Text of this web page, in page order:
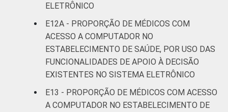
ELETRÔNICO
E12A - PROPORÇÃO DE MÉDICOS COM
ACESSO A COMPUTADOR NO
ESTABELECIMENTO DE SAÚDE, POR USO DAS
FUNCIONALIDADES DE APOIO À DECISÃO
EXISTENTES NO SISTEMA ELETRÔNICO
E13 - PROPORÇÃO DE MÉDICOS COM ACESSO
A COMPUTADOR NO ESTABELECIMENTO DE